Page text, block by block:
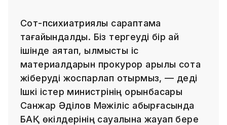
Сот-психиатриялық сараптама
тағайындалды. Біз тергеуді бір ай
ішінде аяқтап, қылмыстық іс
материалдарын прокурор арқылы сотқа
жіберуді жоспарлап отырмыз, — деді
Ішкі істер министрінің орынбасары
Санжар Әділов Мәжіліс қабырғасында
БАҚ өкілдерінің сауалына жауап бере